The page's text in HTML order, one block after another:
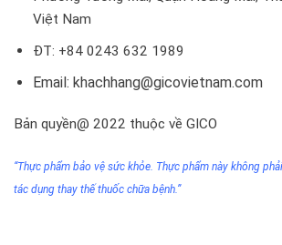
Việt Nam
ĐT: +84 0243 632 1989
Email: khachhang@gicovietnam.com
Bản quyền@ 2022 thuộc về GICO
“Thực phẩm bảo vệ sức khỏe. Thực phẩm này không phải
tác dụng thay thế thuốc chữa bệnh.”